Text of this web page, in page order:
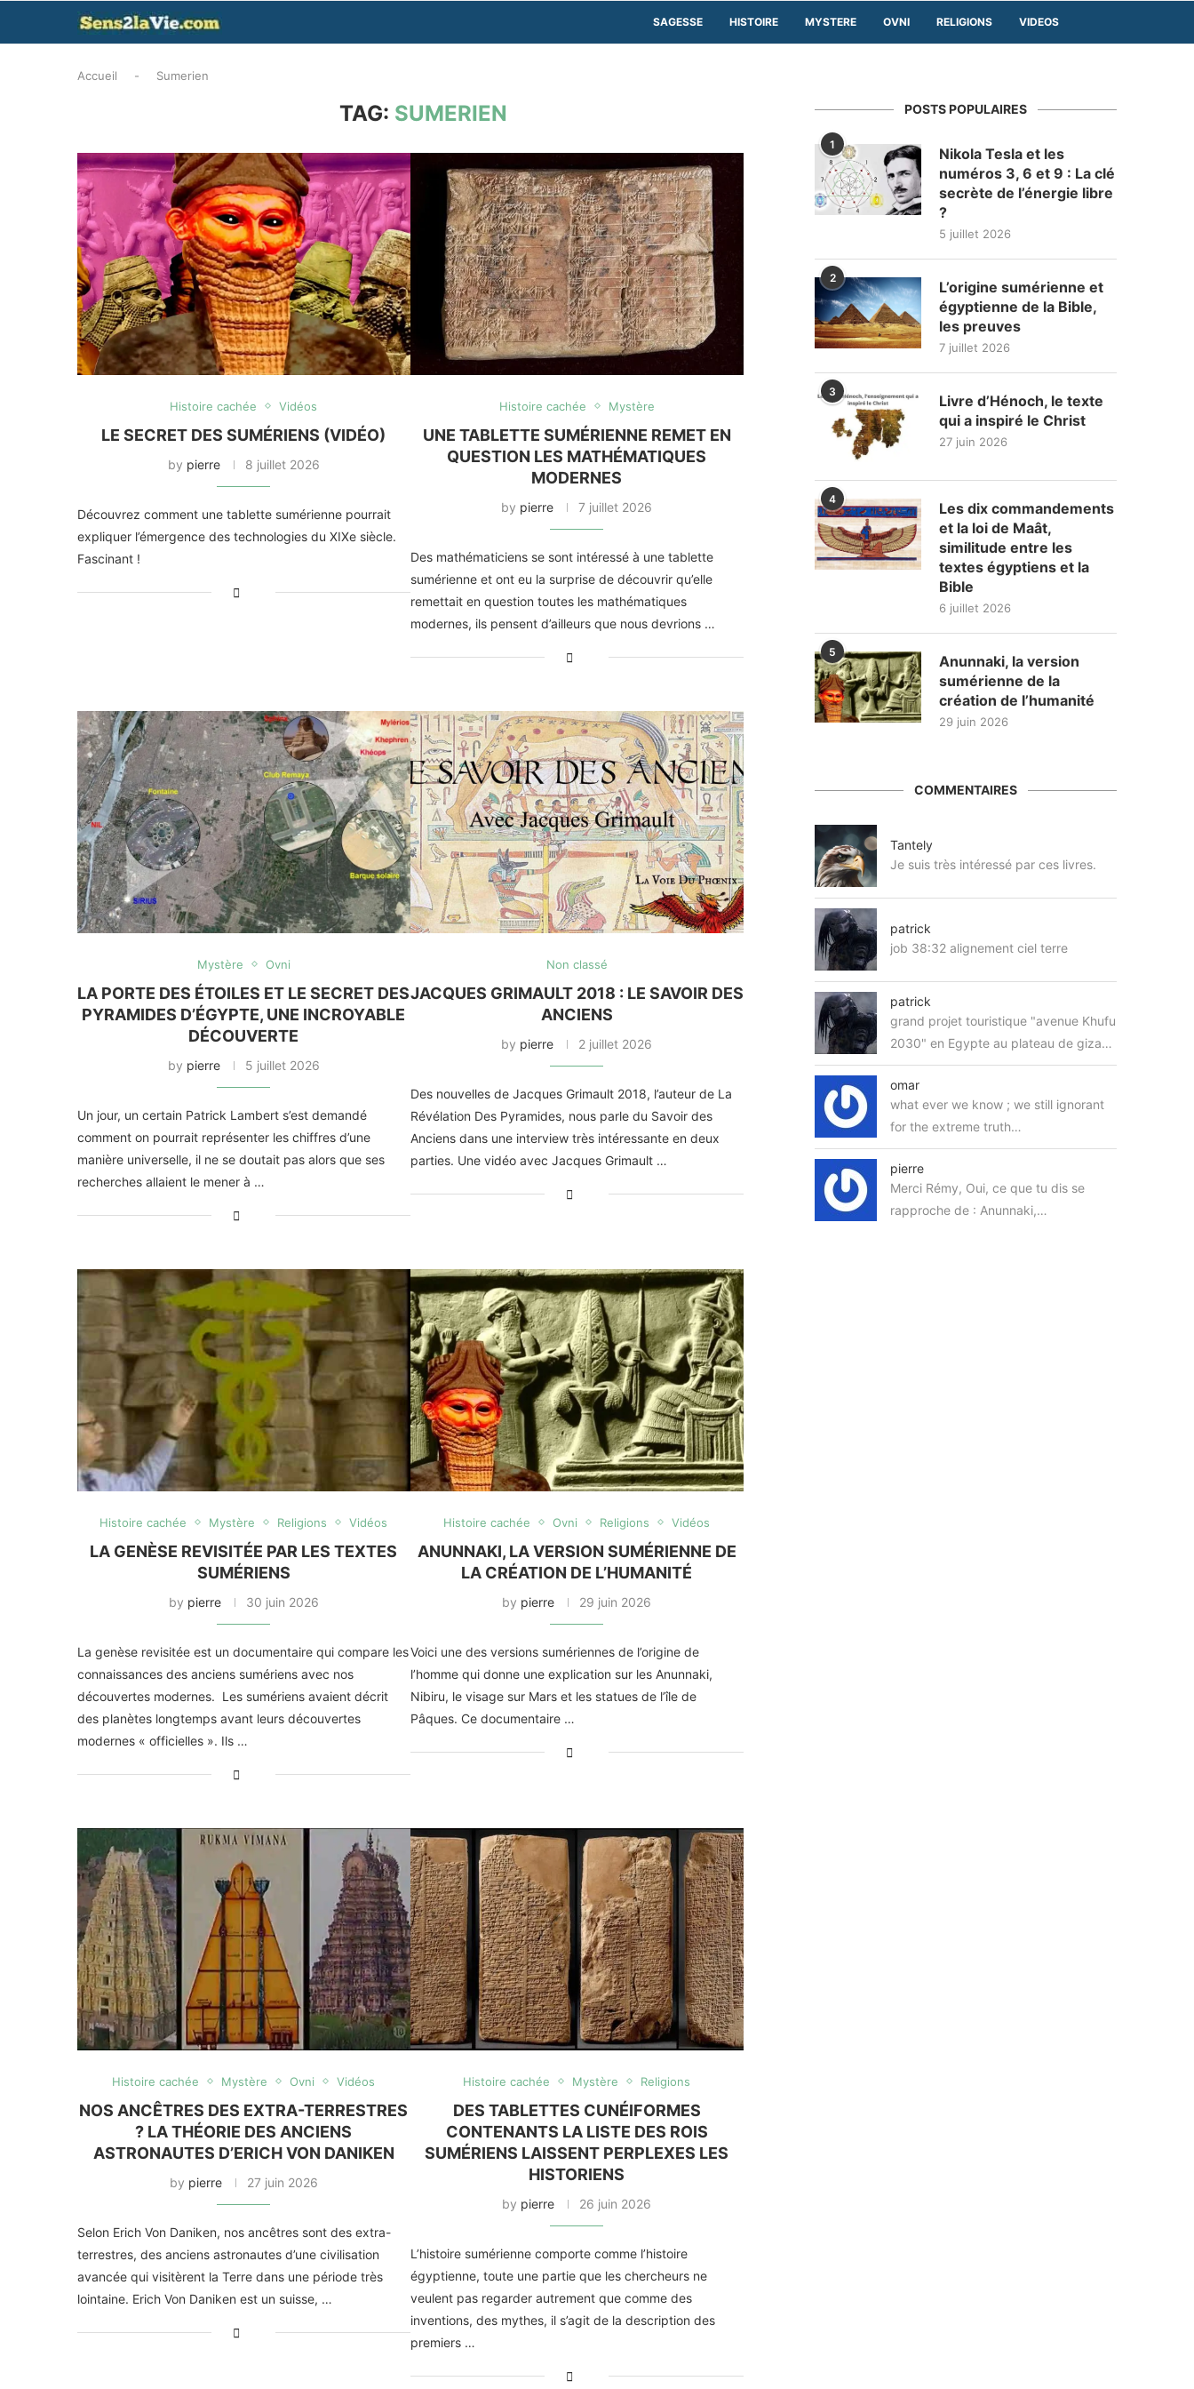
SAGESSE HISTOIRE MYSTERE OVNI RELIGIONS VIDEOS
Accueil - Sumerien
TAG: SUMERIEN
Histoire cachée Vidéos
LE SECRET DES SUMÉRIENS (VIDÉO)
by pierre 8 juillet 2026
Découvrez comment une tablette sumérienne pourrait
expliquer l’émergence des technologies du XIXe siècle.
Fascinant !
Histoire cachée Mystère
UNE TABLETTE SUMÉRIENNE REMET EN
QUESTION LES MATHÉMATIQUES
MODERNES
by pierre 7 juillet 2026
Des mathématiciens se sont intéressé à une tablette
sumérienne et ont eu la surprise de découvrir qu’elle
remettait en question toutes les mathématiques
modernes, ils pensent d’ailleurs que nous devrions …
Mystère Ovni
LA PORTE DES ÉTOILES ET LE SECRET DES
PYRAMIDES D’ÉGYPTE, UNE INCROYABLE
DÉCOUVERTE
by pierre 5 juillet 2026
Un jour, un certain Patrick Lambert s’est demandé
comment on pourrait représenter les chiffres d’une
manière universelle, il ne se doutait pas alors que ses
recherches allaient le mener à …
Non classé
JACQUES GRIMAULT 2018 : LE SAVOIR DES
ANCIENS
by pierre 2 juillet 2026
Des nouvelles de Jacques Grimault 2018, l’auteur de La
Révélation Des Pyramides, nous parle du Savoir des
Anciens dans une interview très intéressante en deux
parties. Une vidéo avec Jacques Grimault …
Histoire cachée Mystère Religions Vidéos
LA GENÈSE REVISITÉE PAR LES TEXTES
SUMÉRIENS
by pierre 30 juin 2026
La genèse revisitée est un documentaire qui compare les
connaissances des anciens sumériens avec nos
découvertes modernes. Les sumériens avaient décrit
des planètes longtemps avant leurs découvertes
modernes « officielles ». Ils …
Histoire cachée Ovni Religions Vidéos
ANUNNAKI, LA VERSION SUMÉRIENNE DE
LA CRÉATION DE L’HUMANITÉ
by pierre 29 juin 2026
Voici une des versions sumériennes de l’origine de
l’homme qui donne une explication sur les Anunnaki,
Nibiru, le visage sur Mars et les statues de l’île de
Pâques. Ce documentaire …
Histoire cachée Mystère Ovni Vidéos
NOS ANCÊTRES DES EXTRA-TERRESTRES
? LA THÉORIE DES ANCIENS
ASTRONAUTES D’ERICH VON DANIKEN
by pierre 27 juin 2026
Selon Erich Von Daniken, nos ancêtres sont des extra-
terrestres, des anciens astronautes d’une civilisation
avancée qui visitèrent la Terre dans une période très
lointaine. Erich Von Daniken est un suisse, …
Histoire cachée Mystère Religions
DES TABLETTES CUNÉIFORMES
CONTENANTS LA LISTE DES ROIS
SUMÉRIENS LAISSENT PERPLEXES LES
HISTORIENS
by pierre 26 juin 2026
L’histoire sumérienne comporte comme l’histoire
égyptienne, toute une partie que les chercheurs ne
veulent pas regarder autrement que comme des
inventions, des mythes, il s’agit de la description des
premiers …
POSTS POPULAIRES
1
Nikola Tesla et les
numéros 3, 6 et 9 : La clé
secrète de l’énergie libre
?
5 juillet 2026
2
L’origine sumérienne et
égyptienne de la Bible,
les preuves
7 juillet 2026
3
Livre d’Hénoch, le texte
qui a inspiré le Christ
27 juin 2026
4
Les dix commandements
et la loi de Maât,
similitude entre les
textes égyptiens et la
Bible
6 juillet 2026
5
Anunnaki, la version
sumérienne de la
création de l’humanité
29 juin 2026
COMMENTAIRES
Tantely
Je suis très intéressé par ces livres.
patrick
job 38:32 alignement ciel terre
patrick
grand projet touristique "avenue Khufu
2030" en Egypte au plateau de giza…
omar
what ever we know ; we still ignorant
for the extreme truth…
pierre
Merci Rémy, Oui, ce que tu dis se
rapproche de : Anunnaki,…